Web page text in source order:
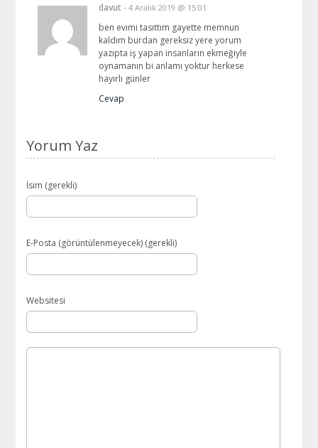
davut -4 Aralık 2019 @ 15:01
ben evımi tasıttım gayette memnun
kaldım burdan gereksiz yere yorum
yazıpta iş yapan insanların ekmeğiyle
oynamanın bi anlamı yoktur herkese
hayırlı günler
Cevap
Yorum Yaz
İsim (gerekli)
E-Posta (görüntülenmeyecek) (gerekli)
Websitesi